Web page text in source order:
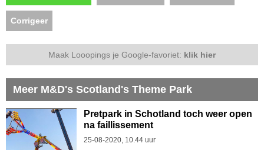
Corrigeer
Maak Looopings je Google-favoriet: klik hier
Meer M&D's Scotland's Theme Park
Pretpark in Schotland toch weer open
na faillissement
25-08-2020, 10.44 uur